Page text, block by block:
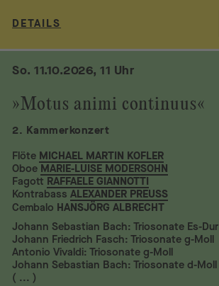
DETAILS
»Motus animi continuus«
2. Kammerkonzert
So. 11.10.2026, 11 Uhr
Flöte MICHAEL MARTIN KOFLER
Oboe MARIE-LUISE MODERSOHN
Fagott RAFFAELE GIANNOTTI
Kontrabass ALEXANDER PREUSS
Cembalo HANSJÖRG ALBRECHT
Johann Sebastian Bach: Triosonate Es-Dur
Johann Friedrich Fasch: Triosonate g-Moll
Antonio Vivaldi: Triosonate g-Moll
Johann Sebastian Bach: Triosonate d-Moll
( ... )